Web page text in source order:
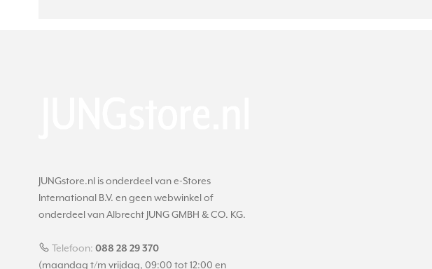
JUNGstore.nl is onderdeel van e-Stores
International B.V. en geen webwinkel of
onderdeel van Albrecht JUNG GMBH & CO. KG.
Telefoon: 088 28 29 370
(maandag t/m vrijdag, 09:00 tot 12:00 en